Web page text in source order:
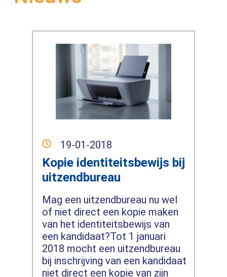
19-01-2018
Kopie identiteitsbewijs bij
uitzendbureau
Mag een uitzendbureau nu wel
of niet direct een kopie maken
van het identiteitsbewijs van
een kandidaat?Tot 1 januari
2018 mocht een uitzendbureau
bij inschrijving van een kandidaat
niet direct een kopie van zijn